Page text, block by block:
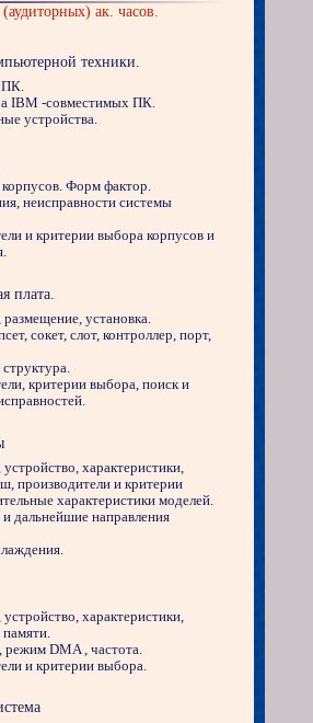
ак. часов.
техники.
ПК.
IBM -совместимых ПК.
устройства.
Форм фактор.
неисправности системы
и критерии выбора корпусов и
плата.
размещение, установка.
сокет, слот, контроллер, порт,
критерии выбора, поиск и
характеристики,
производители и критерии
характеристики моделей.
дальнейшие направления
характеристики,
DMA , частота.
и критерии выбора.